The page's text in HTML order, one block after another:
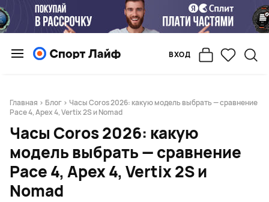
ВХОД
Главная > Блог > Часы Coros 2026: какую модель выбрать — сравнение
Pace 4, Apex 4, Vertix 2S и Nomad
Часы Coros 2026: какую
модель выбрать — сравнение
Pace 4, Apex 4, Vertix 2S и
Nomad